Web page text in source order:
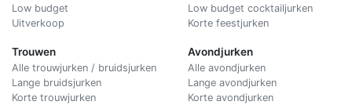
Low budget
Uitverkoop
Trouwen
Alle trouwjurken / bruidsjurken
Lange bruidsjurken
Korte trouwjurken
Low budget cocktailjurken
Korte feestjurken
Avondjurken
Alle avondjurken
Lange avondjurken
Korte avondjurken